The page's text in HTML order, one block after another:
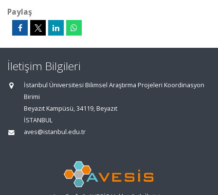
Paylaş
İletişim Bilgileri
İstanbul Üniversitesi Bilimsel Araştırma Projeleri Koordinasyon
Birimi
Beyazıt Kampüsü, 34119, Beyazıt
İSTANBUL
aves@istanbul.edu.tr